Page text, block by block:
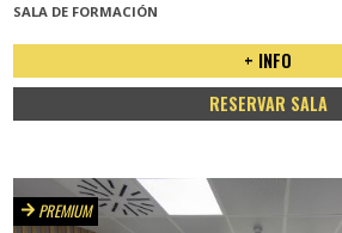
SALA DE FORMACIÓN
+ INFO
RESERVAR SALA
PREMIUM